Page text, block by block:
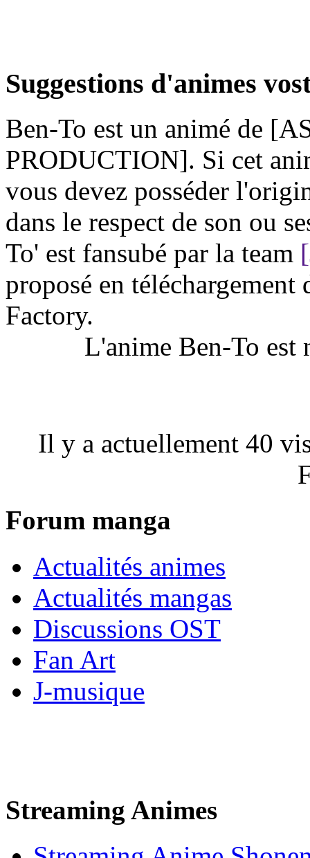
Suggestions d'animes
Ben-To est un animé de
PRODUCTION]. Si cet
vous devez posséder
dans le respect de son ou
To' est fansubé par la team
proposé en
Factory.
L'anime Ben-To est
Il y a actuellement 40
Forum manga
Actualités animes
Actualités mangas
Discussions OST
Fan Art
J-musique
Streaming Animes